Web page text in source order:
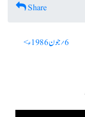
Share
6؍ جون 1986ء >